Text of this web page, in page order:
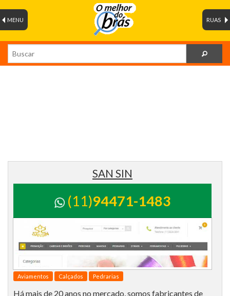
RUAS
MENU
SAN SIN
(11)94471-1483
Aviamentos Calçados Pedrarias
Há mais de 20 anos no mercado, somos fabricantes de